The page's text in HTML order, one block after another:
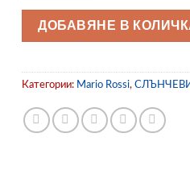
ДОБАВЯНЕ В
Категории: Mario Rossi,